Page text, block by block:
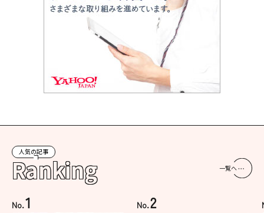
人気の記事
Ranking 一覧へ
No.1 No.2